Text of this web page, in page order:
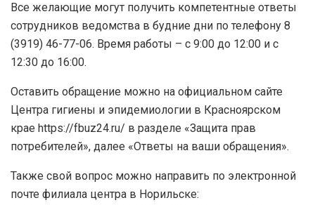
Все желающие могут получить компетентные ответы
сотрудников ведомства в будние дни по телефону 8
(3919) 46-77-06. Время работы – с 9:00 до 12:00 и с
12:30 до 16:00.
Оставить обращение можно на официальном сайте
Центра гигиены и эпидемиологии в Красноярском
крае https://fbuz24.ru/ в разделе «Защита прав
потребителей», далее «Ответы на ваши обращения».
Также свой вопрос можно направить по электронной
почте филиала центра в Норильске: